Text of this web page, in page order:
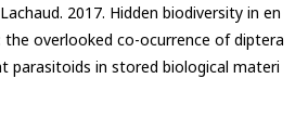
2017. Hidden biodiversity in en
overlooked co-ocurrence of diptera
parasitoids in stored biological materi